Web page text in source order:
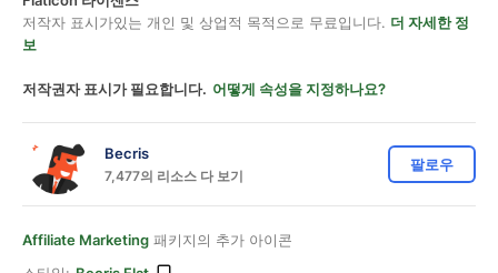
저작자 표시가있는 개인 및 상업적 목적으로 무료입니다. 더 자세한 정
보
저작권자 표시가 필요합니다. 어떻게 속성을 지정하나요?
Becris
7,477의 리소스 다 보기
팔로우
Affiliate Marketing 패키지의 추가 아이콘